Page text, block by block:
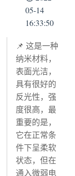
05-14
16:33:50
📌 这是一种
纳米材料，
表面光洁，
具有很好的
反光性，强
度很高，最
重要的是，
它在正常条
件下呈柔软
状态，但在
通入微弱电